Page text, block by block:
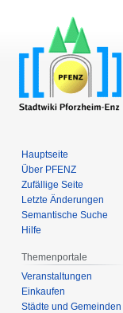
Hauptseite
Über PFENZ
Zufällige Seite
Letzte Änderungen
Semantische Suche
Hilfe
Themenportale
Veranstaltungen
Einkaufen
Städte und Gemeinden